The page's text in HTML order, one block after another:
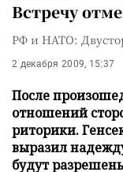
Встречу
РФ и НАТО:
2 декабря 2009, 15:37
После
отношений
риторики.
выразил
будут